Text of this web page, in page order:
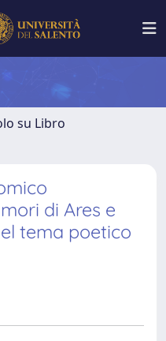
su Libro
di Ares e
tema poetico